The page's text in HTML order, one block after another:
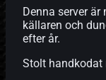
Denna server
källaren och
efter år.
Stolt handkodat